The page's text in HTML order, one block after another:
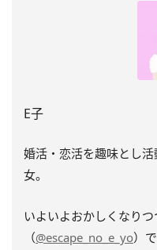
E子
婚活・恋活を趣味とし
女。
いよいよおかしくなり
（@escape_no_e_yo）